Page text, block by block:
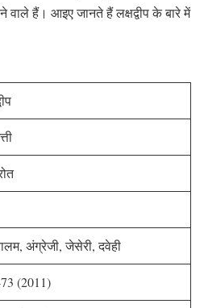
वाले हैं। आइए जानते हैं लक्षद्वीप के बारे में
अंग्रेजी, जेसेरी, दवेही
(2011)